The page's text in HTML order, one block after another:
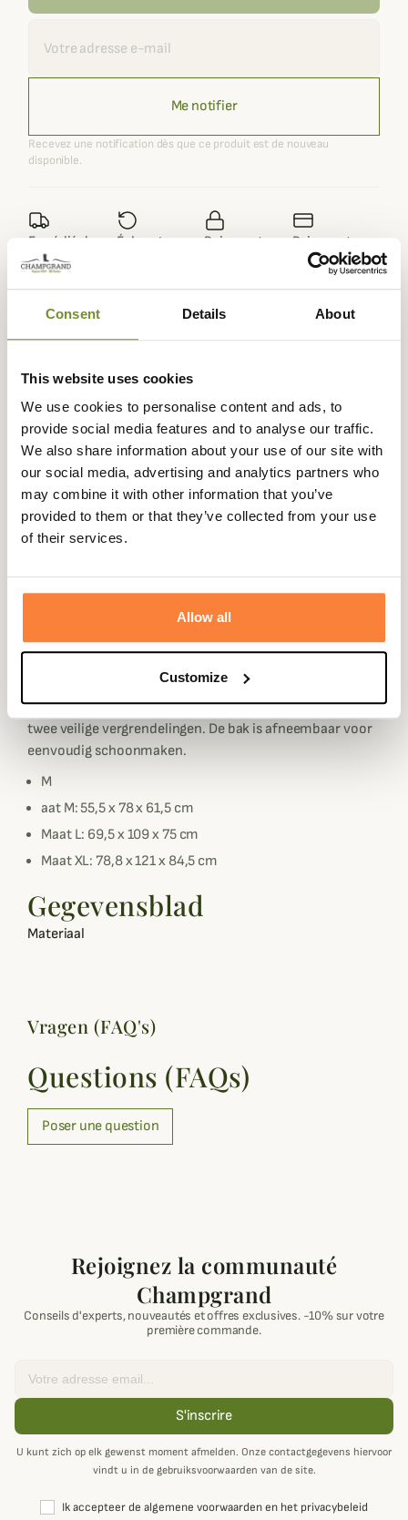
Consent Details About
This website uses cookies
We use cookies to personalise content and ads, to
provide social media features and to analyse our traffic.
We also share information about your use of our site with
our social media, advertising and analytics partners who
may combine it with other information that you’ve
provided to them or that they’ve collected from your use
of their services.
Allow all
Customize
Me notifier
Recevez une notification dès que ce produit est de nouveau
disponible.
Expédié dans
la journée
Échange ou
90 jours
Paiement
Paiement en
3 fois dès 100
euros
Beschrijving
Voor het vervoer van je hond biedt Champgrand deze
opvouwbare bench, verkrijgbaar in 3 maten voor alle
hondenrassen.
Het vervoer van uw hond wordt veel gemakkelijker. Deze
stevige, verzinkte metalen reismand is opvouwbaar zodat
hem niet gebruikt.
Of u nu naar een hondenshow gaat, met uw hond gaat
maken met uw trouwe viervoeter, deze drager zorgt voor
het comfort en de veiligheid van uw huisdier.
De hondenkrat heeft twee openslaande deuren, elk met
twee veilige vergrendelingen. De bak is afneembaar voor
eenvoudig schoonmaken.
M
aat M: 55,5 x 78 x 61,5 cm
Maat L: 69,5 x 109 x 75 cm
Maat XL: 78,8 x 121 x 84,5 cm
Gegevensblad
Materiaal
Vragen (FAQ's)
Questions (FAQs)
Poser une question
Rejoignez la communauté
Champgrand
Conseils d'experts, nouveautés et offres exclusives. -10% sur votre
première commande.
S'inscrire
U kunt zich op elk gewenst moment afmelden. Onze contactgegevens hiervoor
vindt u in de gebruiksvoorwaarden van de site.
Ik accepteer de algemene voorwaarden en het privacybeleid